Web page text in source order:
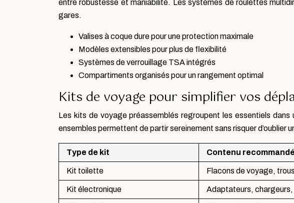
entre robustesse et maniabilité. Les systèmes de roulettes
gares.
Valises à coque dure pour une protection maximale
Modèles extensibles pour plus de flexibilité
Systèmes de verrouillage TSA intégrés
Compartiments organisés pour un rangement optimal
Kits de voyage pour simplifier vos
Les kits de voyage préassemblés regroupent les essentiels
ensembles permettent de partir sereinement sans risquer d’oublier
Type de kit Contenu recommandé
Kit toilette Flacons de voyage,
Kit électronique Adaptateurs,